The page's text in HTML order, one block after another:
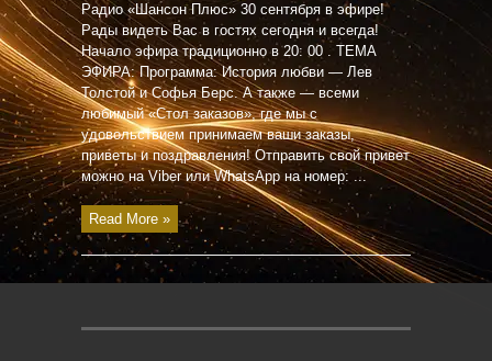
Радио «Шансон Плюс» 30 сентября в эфире!
Рады видеть Вас в гостях сегодня и всегда!
Начало эфира традиционно в 20: 00 . ТЕМА
ЭФИРА: Программа: История любви — Лев
Толстой и Софья Берс. А также — всеми
любимый «Стол заказов», где мы с
удовольствием принимаем ваши заказы,
приветы и поздравления! Отправить свой привет
можно на Viber или WhatsApp на номер: ...
Read More »